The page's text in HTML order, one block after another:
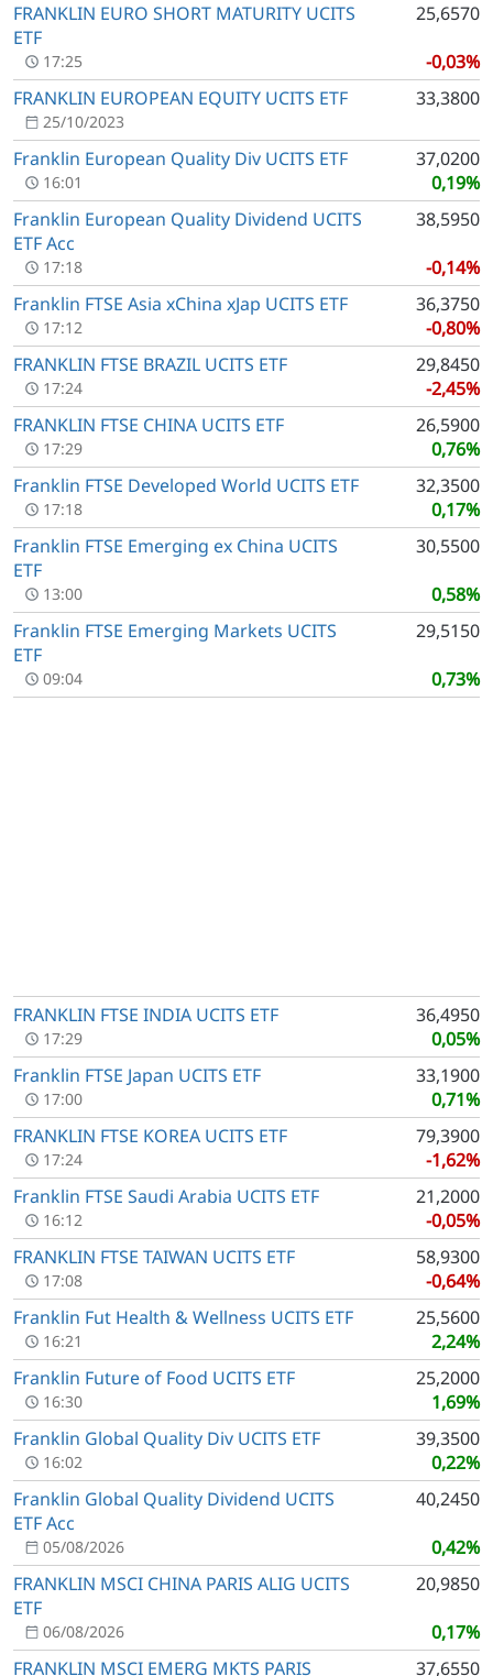
FRANKLIN EURO SHORT MATURITY UCITS
ETF
25,6570
-0,03%
17:25
FRANKLIN EUROPEAN EQUITY UCITS ETF 33,3800
25/10/2023
Franklin European Quality Div UCITS ETF
37,0200
0,19%
16:01
Franklin European Quality Dividend UCITS
ETF Acc
38,5950
-0,14%
17:18
Franklin FTSE Asia xChina xJap UCITS ETF
36,3750
-0,80%
17:12
FRANKLIN FTSE BRAZIL UCITS ETF
29,8450
-2,45%
17:24
FRANKLIN FTSE CHINA UCITS ETF
26,5900
0,76%
17:29
Franklin FTSE Developed World UCITS ETF
32,3500
0,17%
17:18
Franklin FTSE Emerging ex China UCITS
ETF
30,5500
0,58%
13:00
Franklin FTSE Emerging Markets UCITS
ETF
29,5150
0,73%
09:04
FRANKLIN FTSE INDIA UCITS ETF
36,4950
0,05%
17:29
Franklin FTSE Japan UCITS ETF
33,1900
0,71%
17:00
FRANKLIN FTSE KOREA UCITS ETF
79,3900
-1,62%
17:24
Franklin FTSE Saudi Arabia UCITS ETF
21,2000
-0,05%
16:12
FRANKLIN FTSE TAIWAN UCITS ETF
58,9300
-0,64%
17:08
Franklin Fut Health & Wellness UCITS ETF
25,5600
2,24%
16:21
Franklin Future of Food UCITS ETF
25,2000
1,69%
16:30
Franklin Global Quality Div UCITS ETF
39,3500
0,22%
16:02
Franklin Global Quality Dividend UCITS
ETF Acc
40,2450
0,42%
05/08/2026
FRANKLIN MSCI CHINA PARIS ALIG UCITS
ETF
20,9850
0,17%
06/08/2026
FRANKLIN MSCI EMERG MKTS PARIS 37,6550